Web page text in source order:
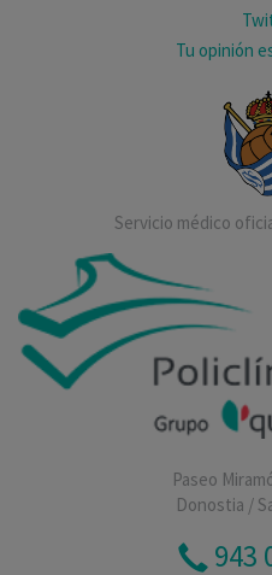
Tu opinión
Servicio médico
Paseo
Donostia /
943